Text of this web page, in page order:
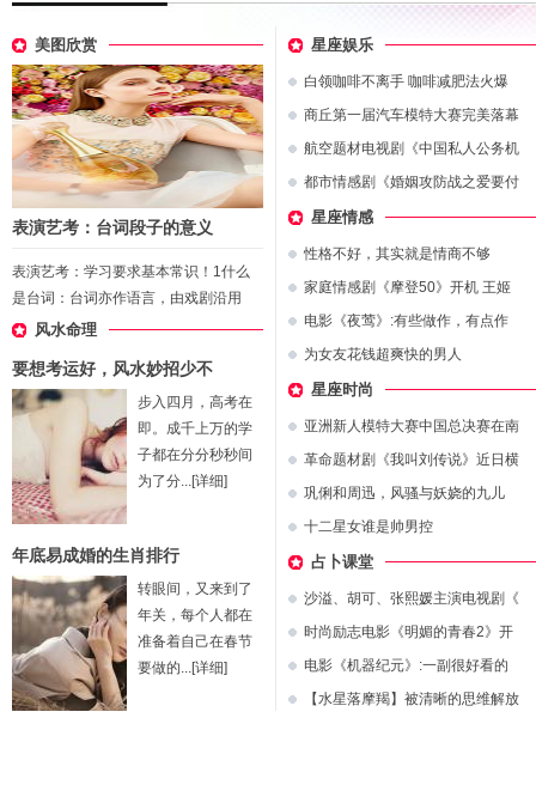
美图欣赏
表演艺考：台词段子的意义
表演艺考：学习要求基本常识！1什么
是台词：台词亦作语言，由戏剧沿用
风水命理
要想考运好，风水妙招少不
步入四月，高考在
即。成千上万的学
子都在分分秒秒间
为了分...[详细]
年底易成婚的生肖排行
转眼间，又来到了
年关，每个人都在
准备着自己在春节
要做的...[详细]
星座娱乐
白领咖啡不离手 咖啡减肥法火爆
商丘第一届汽车模特大赛完美落幕
航空题材电视剧《中国私人公务机
都市情感剧《婚姻攻防战之爱要付
星座情感
性格不好，其实就是情商不够
家庭情感剧《摩登50》开机 王姬
电影《夜莺》:有些做作，有点作
为女友花钱超爽快的男人
星座时尚
亚洲新人模特大赛中国总决赛在南
革命题材剧《我叫刘传说》近日横
巩俐和周迅，风骚与妖娆的九儿
十二星女谁是帅男控
占卜课堂
沙溢、胡可、张熙媛主演电视剧《
时尚励志电影《明媚的青春2》开
电影《机器纪元》:一副很好看的
【水星落摩羯】被清晰的思维解放